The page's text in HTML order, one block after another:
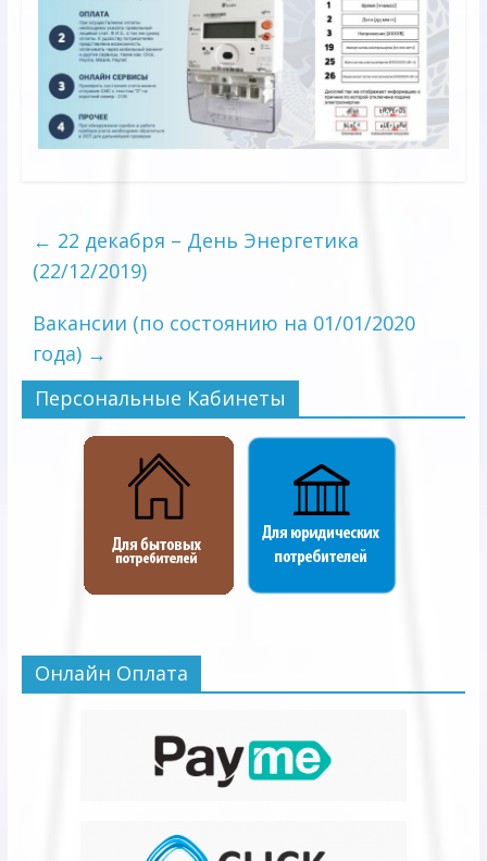
← 22 декабря – День Энергетика
(22/12/2019)
Вакансии (по состоянию на 01/01/2020
года) →
Персональные Кабинеты
Онлайн Оплата